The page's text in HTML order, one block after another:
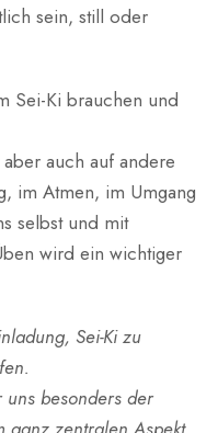
sein, still oder
Sei-Ki brauchen und
auch auf andere
im Atmen, im Umgang
selbst und mit
wird ein wichtiger
Sei-Ki zu
uns besonders der